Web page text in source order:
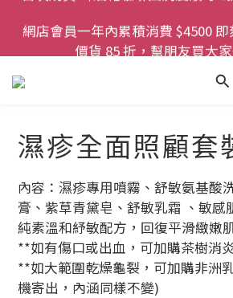
首次購買 啤酒花咖啡因洗髮液 享8
價貨 85 折，幫朋友買大
今期優惠!! 濕疹救星 濕疹專用噴霧
裝 濕疹舒敏膏   幼
登記成為網店會員，即送$50購物金
首次購買 啤酒花咖啡因洗髮液 享8
濕疹全面照顧套
內容：濕疹專用噴霧、舒敏氨基酸
膏、紫草青黛皂、舒敏乳霜 、敏感
純素溫和紓敏配方，回復平滑緻嫩
**如有傷口或出血，可加購茶樹消
**如大範圍乾燥龜裂，可加購非洲
機寄出，內涵同樣不變)